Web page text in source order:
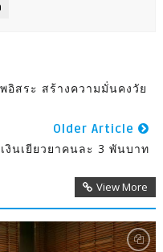
อิสระ สร้างความมั่นคงวัย
Older Article
งินเยียวยาคนละ 3 พันบาท
View More